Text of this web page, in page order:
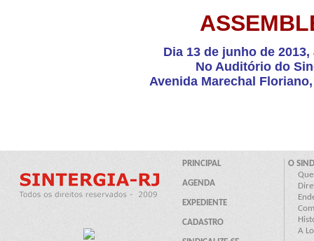
Dia 13 de junho de
No Auditório do
Avenida Marechal Floriano,